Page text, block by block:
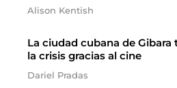
Alison Kentish
La ciudad cubana de
la crisis gracias al cine
Dariel Pradas